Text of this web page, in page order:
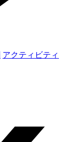
アクティビティ